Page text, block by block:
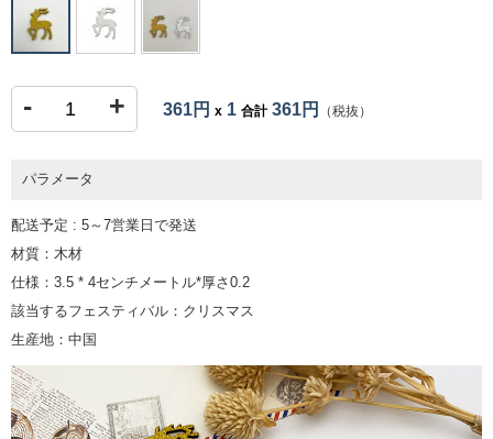
- + 361円 x 1 合計361円 （税抜）
パラメータ
配送予定 : 5～7営業日で発送
材質：木材
仕様：3.5 * 4センチメートル*厚さ0.2
該当するフェスティバル：クリスマス
生産地：中国